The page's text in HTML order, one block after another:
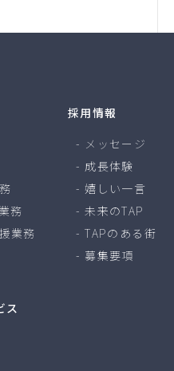
務
業務
ス
採用情報
メッセージ
成長体験
嬉しい一言
未来のTAP
TAPのある街
募集要項